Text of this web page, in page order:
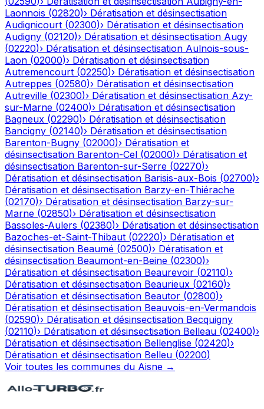
Laonnois (02820)› Dératisation et désinsectisation
Audignicourt (02300)› Dératisation et désinsectisation
Audigny (02120)› Dératisation et désinsectisation Augy
(02220)› Dératisation et désinsectisation Aulnois-sous-
Laon (02000)› Dératisation et désinsectisation
Autremencourt (02250)› Dératisation et désinsectisation
Autreppes (02580)› Dératisation et désinsectisation
Autreville (02300)› Dératisation et désinsectisation Azy-
sur-Marne (02400)› Dératisation et désinsectisation
Bagneux (02290)› Dératisation et désinsectisation
Bancigny (02140)› Dératisation et désinsectisation
Barenton-Bugny (02000)› Dératisation et
désinsectisation Barenton-Cel (02000)› Dératisation et
désinsectisation Barenton-sur-Serre (02270)›
Dératisation et désinsectisation Barisis-aux-Bois (02700)›
Dératisation et désinsectisation Barzy-en-Thiérache
(02170)› Dératisation et désinsectisation Barzy-sur-
Marne (02850)› Dératisation et désinsectisation
Bassoles-Aulers (02380)› Dératisation et désinsectisation
Bazoches-et-Saint-Thibaut (02220)› Dératisation et
désinsectisation Beaumé (02500)› Dératisation et
désinsectisation Beaumont-en-Beine (02300)›
Dératisation et désinsectisation Beaurevoir (02110)›
Dératisation et désinsectisation Beaurieux (02160)›
Dératisation et désinsectisation Beautor (02800)›
Dératisation et désinsectisation Beauvois-en-Vermandois
(02590)› Dératisation et désinsectisation Becquigny
(02110)› Dératisation et désinsectisation Belleau (02400)›
Dératisation et désinsectisation Bellenglise (02420)›
Dératisation et désinsectisation Belleu (02200)
Voir toutes les communes du Aisne →